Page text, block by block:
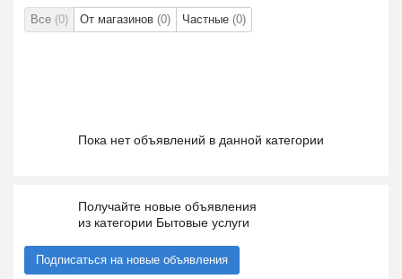
Все (0) От магазинов (0) Частные (0)
Пока нет объявлений в данной категории
Получайте новые объявления
из категории Бытовые услуги
Подписаться на новые объявления